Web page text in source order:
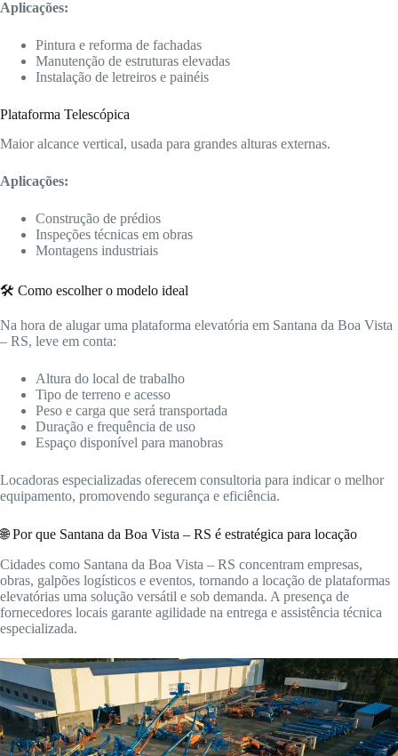
Aplicações:
Pintura e reforma de fachadas
Manutenção de estruturas elevadas
Instalação de letreiros e painéis
Plataforma Telescópica
Maior alcance vertical, usada para grandes alturas externas.
Aplicações:
Construção de prédios
Inspeções técnicas em obras
Montagens industriais
🛠️ Como escolher o modelo ideal
Na hora de alugar uma plataforma elevatória em Santana da Boa Vista
– RS, leve em conta:
Altura do local de trabalho
Tipo de terreno e acesso
Peso e carga que será transportada
Duração e frequência de uso
Espaço disponível para manobras
Locadoras especializadas oferecem consultoria para indicar o melhor
equipamento, promovendo segurança e eficiência.
🌐 Por que Santana da Boa Vista – RS é estratégica para locação
Cidades como Santana da Boa Vista – RS concentram empresas,
obras, galpões logísticos e eventos, tornando a locação de plataformas
elevatórias uma solução versátil e sob demanda. A presença de
fornecedores locais garante agilidade na entrega e assistência técnica
especializada.